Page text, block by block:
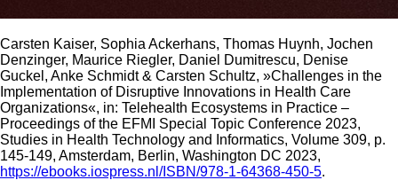
Carsten Kaiser, Sophia Ackerhans, Thomas Huynh, Jochen
Denzinger, Maurice Riegler, Daniel Dumitrescu, Denise
Guckel, Anke Schmidt & Carsten Schultz, »Challenges in the
Implementation of Disruptive Innovations in Health Care
Organizations«, in: Telehealth Ecosystems in Practice –
Proceedings of the EFMI Special Topic Conference 2023,
Studies in Health Technology and Informatics, Volume 309, p.
145-149, Amsterdam, Berlin, Washington DC 2023,
https://ebooks.iospress.nl/ISBN/978-1-64368-450-5.